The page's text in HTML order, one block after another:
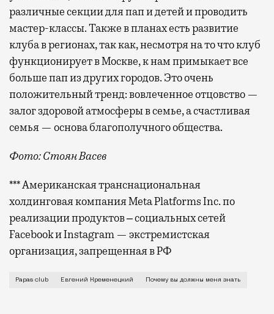
различные секции для пап и детей и проводить
мастер-классы. Также в планах есть развитие
клуба в регионах, так как, несмотря на то что клуб
функционирует в Москве, к нам примыкает все
больше пап из других городов. Это очень
положительный тренд: вовлеченное отцовство —
залог здоровой атмосферы в семье, а счастливая
семья — основа благополучного общества.
Фото: Стоян Васев
*** Американская транснациональная
холдинговая компания Meta Platforms Inc. по
реализации продуктов ‒ социальных сетей
Facebook и Instagram — экстремистская
организация, запрещенная в РФ
Papas club Евгений Кременецкий Почему вы должны меня знать